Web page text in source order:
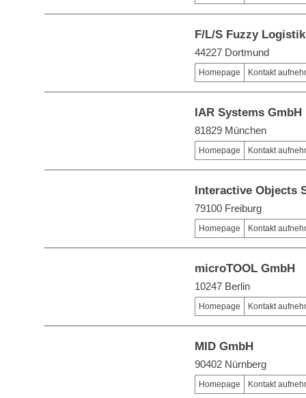
F/L/S Fuzzy
44227 Dortmund
Homepage Kontakt
IAR Systems GmbH
81829 München
Homepage Kontakt
Interactive Objects
79100 Freiburg
Homepage Kontakt
microTOOL GmbH
10247 Berlin
Homepage Kontakt
MID GmbH
90402 Nürnberg
Homepage Kontakt